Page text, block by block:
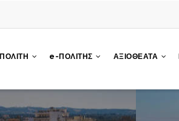
e-ΠΟΛΙΤΗΣ ΑΞΙΟΘΕΑΤΑ